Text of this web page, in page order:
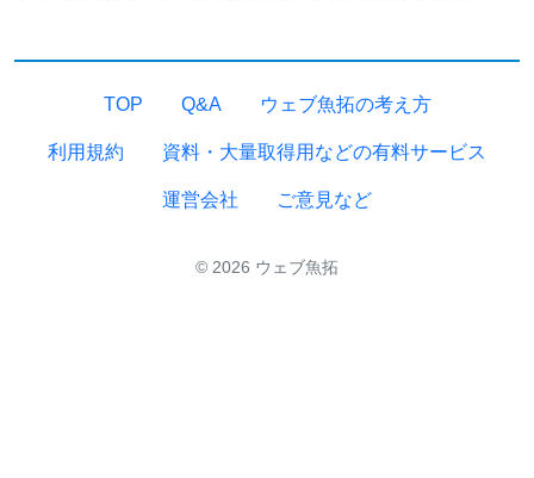
TOP Q&A ウェブ魚拓の考え方
利用規約 資料・大量取得用などの有料サービス
運営会社 ご意見など
© 2026 ウェブ魚拓